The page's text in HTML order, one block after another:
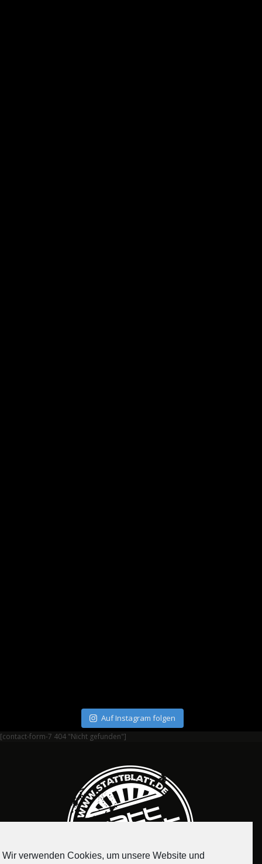
Auf Instagram folgen
[contact-form-7 404 "Nicht gefunden"]
Wir verwenden Cookies, um unsere Website und